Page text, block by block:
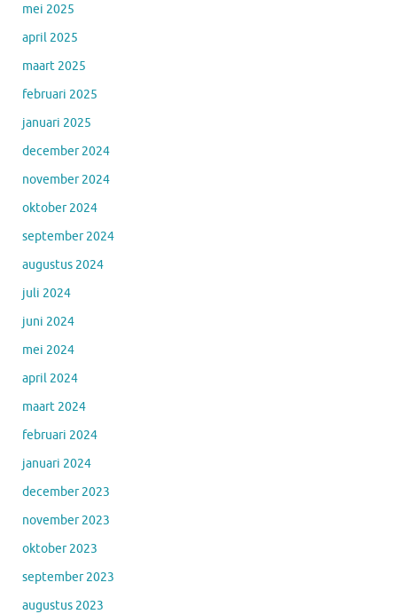
mei 2025
april 2025
maart 2025
februari 2025
januari 2025
december 2024
november 2024
oktober 2024
september 2024
augustus 2024
juli 2024
juni 2024
mei 2024
april 2024
maart 2024
februari 2024
januari 2024
december 2023
november 2023
oktober 2023
september 2023
augustus 2023